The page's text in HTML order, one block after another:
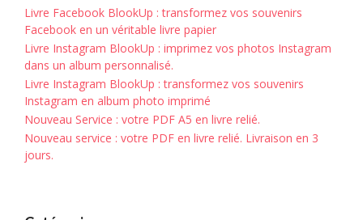
Livre Facebook BlookUp : transformez vos souvenirs
Facebook en un véritable livre papier
Livre Instagram BlookUp : imprimez vos photos Instagram
dans un album personnalisé.
Livre Instagram BlookUp : transformez vos souvenirs
Instagram en album photo imprimé
Nouveau Service : votre PDF A5 en livre relié.
Nouveau service : votre PDF en livre relié. Livraison en 3
jours.